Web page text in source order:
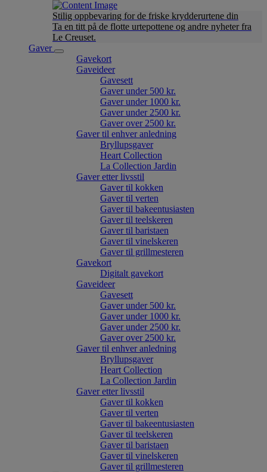
Stilig oppbevaring for de friske krydderurtene din
Ta en titt på de flotte urtepottene og andre nyheter fra
Le Creuset.
Gaver
Gavekort
Gaveideer
Gavesett
Gaver under 500 kr.
Gaver under 1000 kr.
Gaver under 2500 kr.
Gaver over 2500 kr.
Gaver til enhver anledning
Bryllupsgaver
Heart Collection
La Collection Jardin
Gaver etter livsstil
Gaver til kokken
Gaver til verten
Gaver til bakeentusiasten
Gaver til teelskeren
Gaver til baristaen
Gaver til vinelskeren
Gaver til grillmesteren
Gavekort
Digitalt gavekort
Gaveideer
Gavesett
Gaver under 500 kr.
Gaver under 1000 kr.
Gaver under 2500 kr.
Gaver over 2500 kr.
Gaver til enhver anledning
Bryllupsgaver
Heart Collection
La Collection Jardin
Gaver etter livsstil
Gaver til kokken
Gaver til verten
Gaver til bakeentusiasten
Gaver til teelskeren
Gaver til baristaen
Gaver til vinelskeren
Gaver til grillmesteren